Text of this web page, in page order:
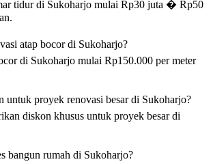
tidur di Sukoharjo mulai Rp30 juta � Rp50
atap bocor di Sukoharjo?
di Sukoharjo mulai Rp150.000 per meter
untuk proyek renovasi besar di Sukoharjo?
diskon khusus untuk proyek besar di
bangun rumah di Sukoharjo?